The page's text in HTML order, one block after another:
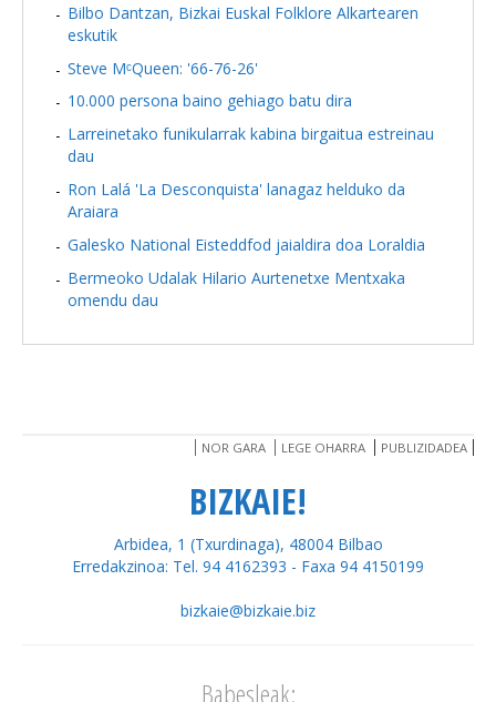
Bilbo Dantzan, Bizkai Euskal Folklore Alkartearen
eskutik
Steve MᶜQueen: '66-76-26'
10.000 persona baino gehiago batu dira
Larreinetako funikularrak kabina birgaitua estreinau
dau
Ron Lalá 'La Desconquista' lanagaz helduko da
Araiara
Galesko National Eisteddfod jaialdira doa Loraldia
Bermeoko Udalak Hilario Aurtenetxe Mentxaka
omendu dau
NOR GARA LEGE OHARRA PUBLIZIDADEA
BIZKAIE!
Arbidea, 1 (Txurdinaga), 48004 Bilbao
Erredakzinoa: Tel. 94 4162393 - Faxa 94 4150199
bizkaie@bizkaie.biz
Babesleak: